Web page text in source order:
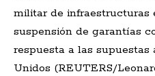
militar de infraestructuras
suspensión de garantías
respuesta a las supuestas
Unidos (REUTERS/